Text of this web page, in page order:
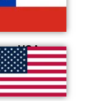
USA